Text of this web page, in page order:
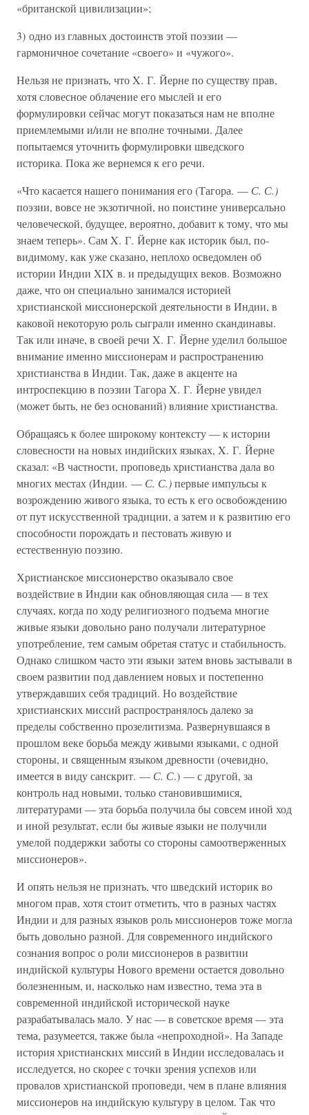
«британской цивилизации»;
3) одно из главных достоинств этой поэзии —
гармоничное сочетание «своего» и «чужого».
Нельзя не признать, что X. Г. Йерне по существу прав,
хотя словесное облачение его мыслей и его
формулировки сейчас могут показаться нам не вполне
приемлемыми и/или не вполне точными. Далее
попытаемся уточнить формулировки шведского
историка. Пока же вернемся к его речи.
«Что касается нашего понимания его (Тагора. — С. С.)
поэзии, вовсе не экзотичной, но поистине универсально
человеческой, будущее, вероятно, добавит к тому, что мы
знаем теперь». Сам X. Г. Йерне как историк был, по-
видимому, как уже сказано, неплохо осведомлен об
истории Индии XIX в. и предыдущих веков. Возможно
даже, что он специально занимался историей
христианской миссионерской деятельности в Индии, в
каковой некоторую роль сыграли именно скандинавы.
Так или иначе, в своей речи X. Г. Йерне уделил большое
внимание именно миссионерам и распространению
христианства в Индии. Так, даже в акценте на
интроспекцию в поэзии Тагора X. Г. Йерне увидел
(может быть, не без оснований) влияние христианства.
Обращаясь к более широкому контексту — к истории
словесности на новых индийских языках, X. Г. Йерне
сказал: «В частности, проповедь христианства дала во
многих местах (Индии. — С. С.)первые импульсы к
возрождению живого языка, то есть к его освобождению
от пут искусственной традиции, а затем и к развитию его
способности порождать и пестовать живую и
естественную поэзию.
Христианское миссионерство оказывало свое
воздействие в Индии как обновляющая сила — в тех
случаях, когда по ходу религиозного подъема многие
живые языки довольно рано получали литературное
употребление, тем самым обретая статус и стабильность.
Однако слишком часто эти языки затем вновь застывали в
своем развитии под давлением новых и постепенно
утверждавших себя традиций. Но воздействие
христианских миссий распространялось далеко за
пределы собственно прозелитизма. Развернувшаяся в
прошлом веке борьба между живыми языками, с одной
стороны, и священным языком древности (очевидно,
имеется в виду санскрит. — С. С.) — с другой, за
контроль над новыми, только становившимися,
литературами — эта борьба получила бы совсем иной ход
и иной результат, если бы живые языки не получили
умелой поддержки заботы со стороны самоотверженных
миссионеров».
И опять нельзя не признать, что шведский историк во
многом прав, хотя стоит отметить, что в разных частях
Индии и для разных языков роль миссионеров тоже могла
быть довольно разной. Для современного индийского
сознания вопрос о роли миссионеров в развитии
индийской культуры Нового времени остается довольно
болезненным, и, насколько нам известно, тема эта в
современной индийской исторической науке
разрабатывалась мало. У нас — в советское время — эта
тема, разумеется, также была «непроходной». На Западе
история христианских миссий в Индии исследовалась и
исследуется, но скорее с точки зрения успехов или
провалов христианской проповеди, чем в плане влияния
миссионеров на индийскую культуру в целом. Так что